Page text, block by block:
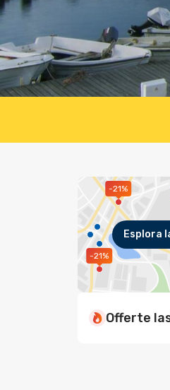
-21%
-21%
Esplora
Offerte